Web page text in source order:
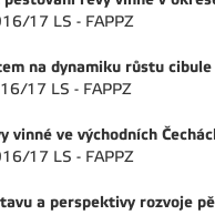
17 LS - FAPPZ
na dynamiku růstu cibule
17 LS - FAPPZ
vinné ve východních
17 LS - FAPPZ
a perspektivy rozvoje